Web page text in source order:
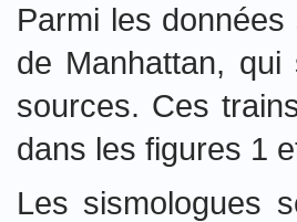
Parmi les
de Manhattan,
sources. Ces
dans les figures 1
Les sismologues